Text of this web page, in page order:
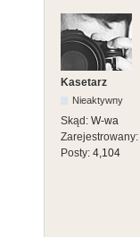
Kasetarz
Nieaktywny
Skąd: W-wa
Zarejestrowany:
Posty: 4,104